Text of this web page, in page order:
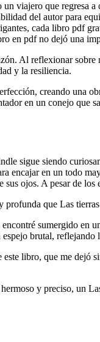
viajero que regresa
del autor para
cada libro pdf
en pdf no dejó una
Al reflexionar
y la resiliencia.
creando una
en un conejo que
sigue siendo
encajar en un todo
sus ojos. A pesar de
que Las
sumergido
brutal,
este libro, que me
y preciso, un